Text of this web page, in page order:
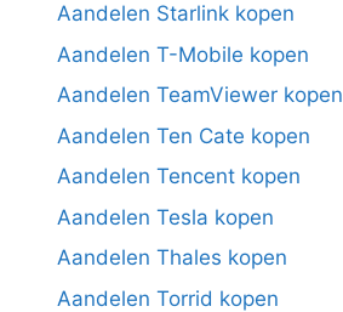
Aandelen Starlink kopen
Aandelen T-Mobile kopen
Aandelen TeamViewer kopen
Aandelen Ten Cate kopen
Aandelen Tencent kopen
Aandelen Tesla kopen
Aandelen Thales kopen
Aandelen Torrid kopen